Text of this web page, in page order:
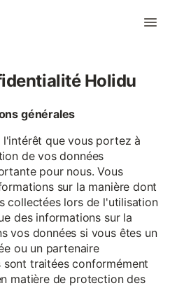
Holidu
générales
que vous portez à
de vos données
pour nous. Vous
sur la manière dont
collectées lors de l'utilisation
des informations sur la
vos données si vous êtes un
ou un partenaire
sont traitées conformément
matière de protection des